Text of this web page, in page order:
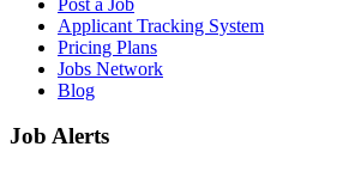
Applicant Tracking System
Pricing Plans
Jobs Network
Blog
Job Alerts